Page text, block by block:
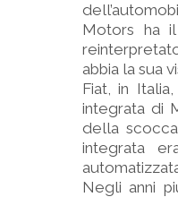
Motors ha
abbia la sua
Fiat, in
integrata di
della
integrata
Negli anni